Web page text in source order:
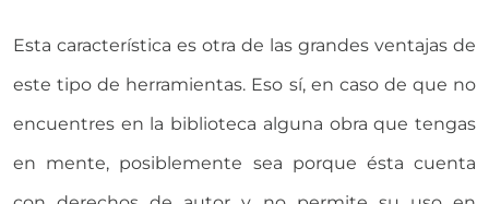
Esta característica es otra de las grandes ventajas de
este tipo de herramientas. Eso sí, en caso de que no
encuentres en la biblioteca alguna obra que tengas
en mente, posiblemente sea porque ésta cuenta